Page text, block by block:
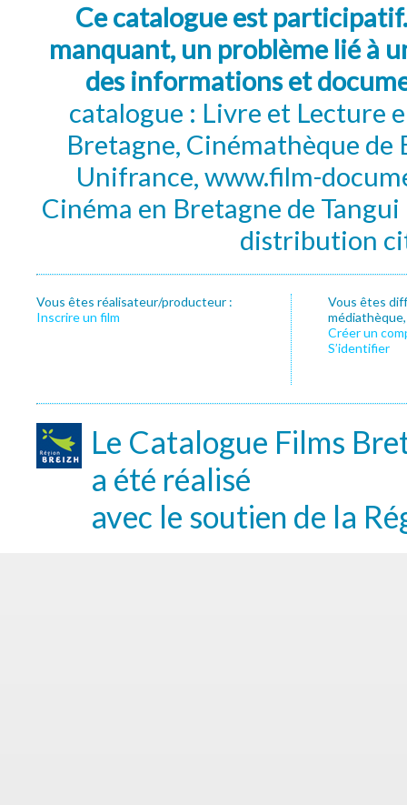
Ce catalogue est
manquant, un problème lié à
des informations et
catalogue : Livre et Lecture
Bretagne, Cinémathèque de
Unifrance, www.film-
Cinéma en Bretagne de
distribution
Vous êtes réalisateur/producteur :
Inscrire un film
Vous êtes
Créer un
S’identifier
Le Catalogue Films
a été réalisé
avec le soutien de la